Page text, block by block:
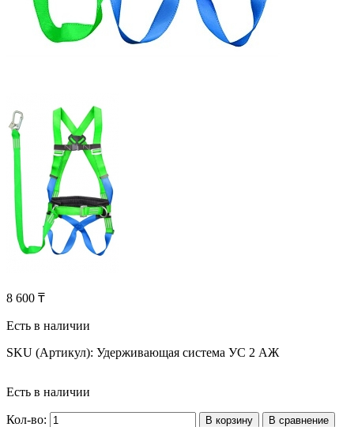
8 600 ₸
Есть в наличии
SKU (Артикул): Удерживающая система УС 2 АЖ
Есть в наличии
Кол-во: В корзину
В сравнение